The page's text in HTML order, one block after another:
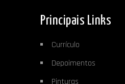
Principais Links
Currículo
Depoimentos
Pinturas